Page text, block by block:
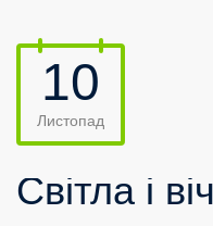
10
Листопад
Світла і